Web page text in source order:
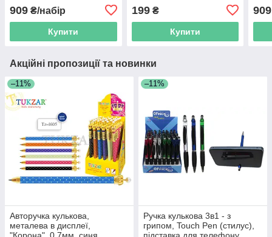
909 ₴/набір
Купити
199₴
Купити
909
Акційні пропозиції та новинки
–11%
Авторучка кулькова,
металева в дисплеї,
–11%
Ручка кулькова 3в1 - з
грипом, Touch Pen (стилус),